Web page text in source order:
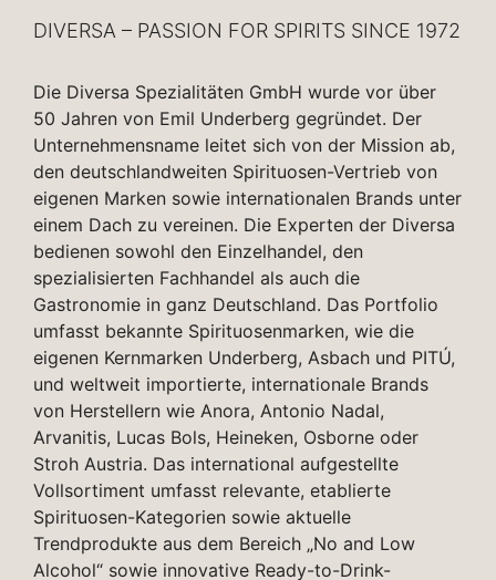
DIVERSA – PASSION FOR SPIRITS SINCE 1972
Die Diversa Spezialitäten GmbH wurde vor über
50 Jahren von Emil Underberg gegründet. Der
Unternehmensname leitet sich von der Mission ab,
den deutschlandweiten Spirituosen-Vertrieb von
eigenen Marken sowie internationalen Brands unter
einem Dach zu vereinen. Die Experten der Diversa
bedienen sowohl den Einzelhandel, den
spezialisierten Fachhandel als auch die
Gastronomie in ganz Deutschland. Das Portfolio
umfasst bekannte Spirituosenmarken, wie die
eigenen Kernmarken Underberg, Asbach und PITÚ,
und weltweit importierte, internationale Brands
von Herstellern wie Anora, Antonio Nadal,
Arvanitis, Lucas Bols, Heineken, Osborne oder
Stroh Austria. Das international aufgestellte
Vollsortiment umfasst relevante, etablierte
Spirituosen-Kategorien sowie aktuelle
Trendprodukte aus dem Bereich „No and Low
Alcohol“ sowie innovative Ready-to-Drink-